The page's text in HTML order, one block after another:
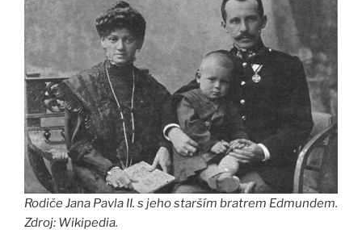
Rodiče Jana Pavla II. s jeho starším bratrem Edmundem.
Zdroj: Wikipedia.